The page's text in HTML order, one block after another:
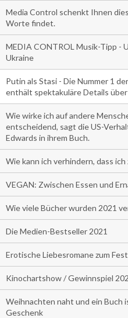
Media Control schenkt Ihnen
Worte findet.
MEDIA CONTROL Musik-Tipp -
Ukraine
Putin als Stasi - Die Nummer 1
enthält spektakuläre Details
Wie wirke ich auf andere
entscheidend, sagt die US-
Edwards in ihrem Buch.
Wie kann ich verhindern, dass ich
VEGAN: Zwischen Essen und
Wie viele Bücher wurden 2021
Die Medien-Bestseller 2021
Erotische Liebesromane zum Fest
Kinochartshow / Gewinnspiel
Weihnachten naht und ein Buch
Geschenk